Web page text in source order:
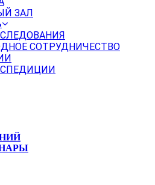
ЗАЛ
СОТРУДНИЧЕСТВО